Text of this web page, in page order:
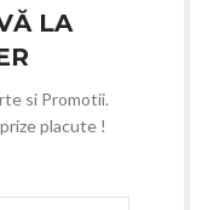
LA
si Promotii.
placute !